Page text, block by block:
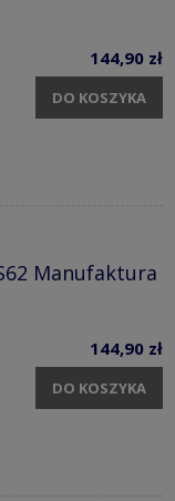
144,90 zł
DO KOSZYKA
Manufaktura
144,90 zł
DO KOSZYKA